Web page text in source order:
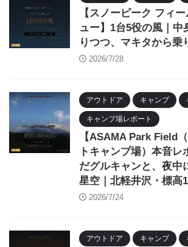
【スノーピーク フィ
ュー】1台5役の風｜中
りつつ、マキタから乗
2026/7/28
アウトドア キャンプ
キャンプ場レポート
【ASAMA Park Field
トキャンプ場）本音レ
だグルキャンと、夜中
星空｜北軽井沢・標高
2026/7/24
アウトドア キャンプ